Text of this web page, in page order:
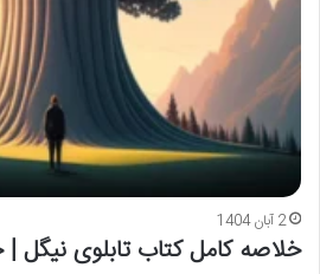
2 آبان 1404
خلاصه کامل کتاب تابلوی نیگل |